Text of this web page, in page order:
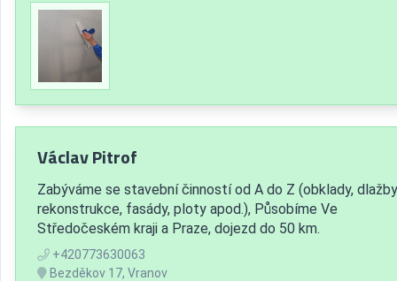
Václav Pitrof
Zabýváme se stavební činností od A do Z (obklady,
rekonstrukce, fasády, ploty apod.), Působíme Ve
Středočeském kraji a Praze, dojezd do 50 km.
+420773630063
Bezděkov 17, Vranov